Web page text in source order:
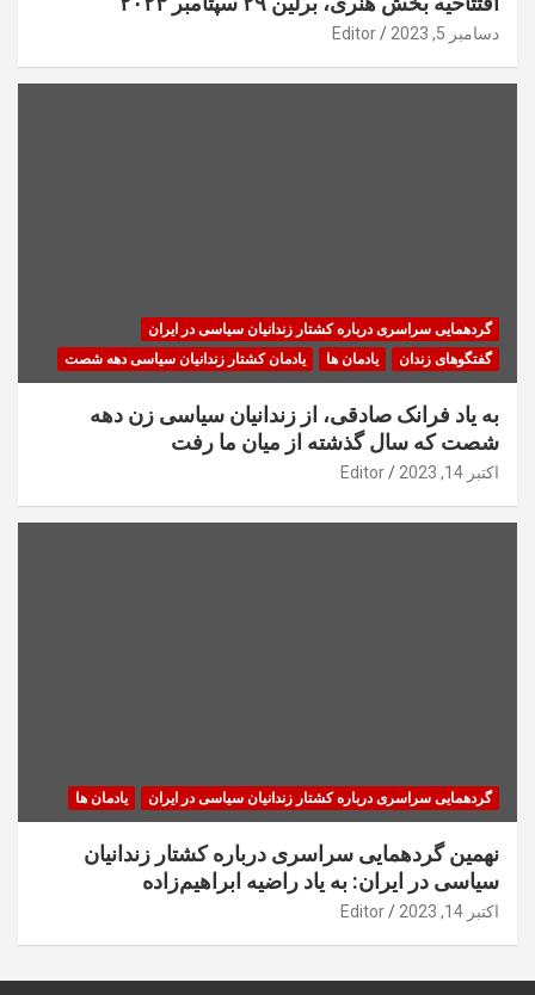
دسامبر 5, 2023 Editor
گردهمایی سراسری درباره کشتار زندانیان سیاسی در ایران
گفتگوهای زندان
یادمان ها یادمان کشتار زندانیان سیاسی دهه شصت
به یاد فرانک صادقی، از زندانیان سیاسی زن دهه
شصت که سال گذشته از میان ما رفت
اکتبر 14, 2023 Editor
گردهمایی سراسری درباره کشتار زندانیان سیاسی در ایران یادمان ها
نهمین گردهمایی سراسری درباره کشتار زندانیان
سیاسی در ایران: به یاد راضیه ابراهیم‌زاده
اکتبر 14, 2023 Editor